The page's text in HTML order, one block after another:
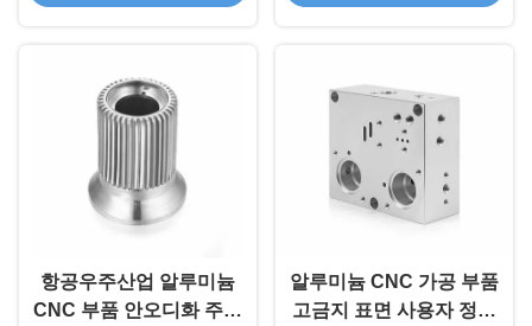
항공우주산업 알루미늄
CNC 부품 안오디화 주문
알루미늄 CNC 가공 부품
고금지 표면 사용자 정의